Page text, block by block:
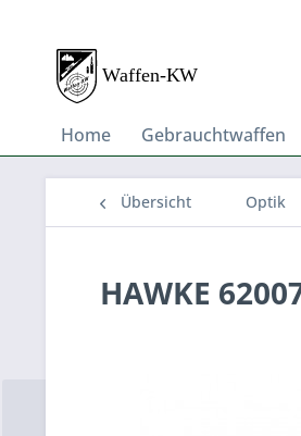
Home Gebrauchtwaffen
Übersicht Optik
HAWKE